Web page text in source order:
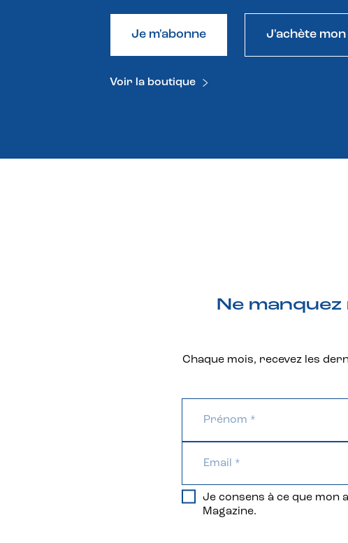
Je m'abonne J'achète mon
Voir la boutique
Ne
Chaque mois, recevez les
Je consens à ce que mon
Magazine.